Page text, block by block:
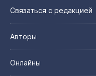
Связаться с редакцией
Авторы
Онлайны